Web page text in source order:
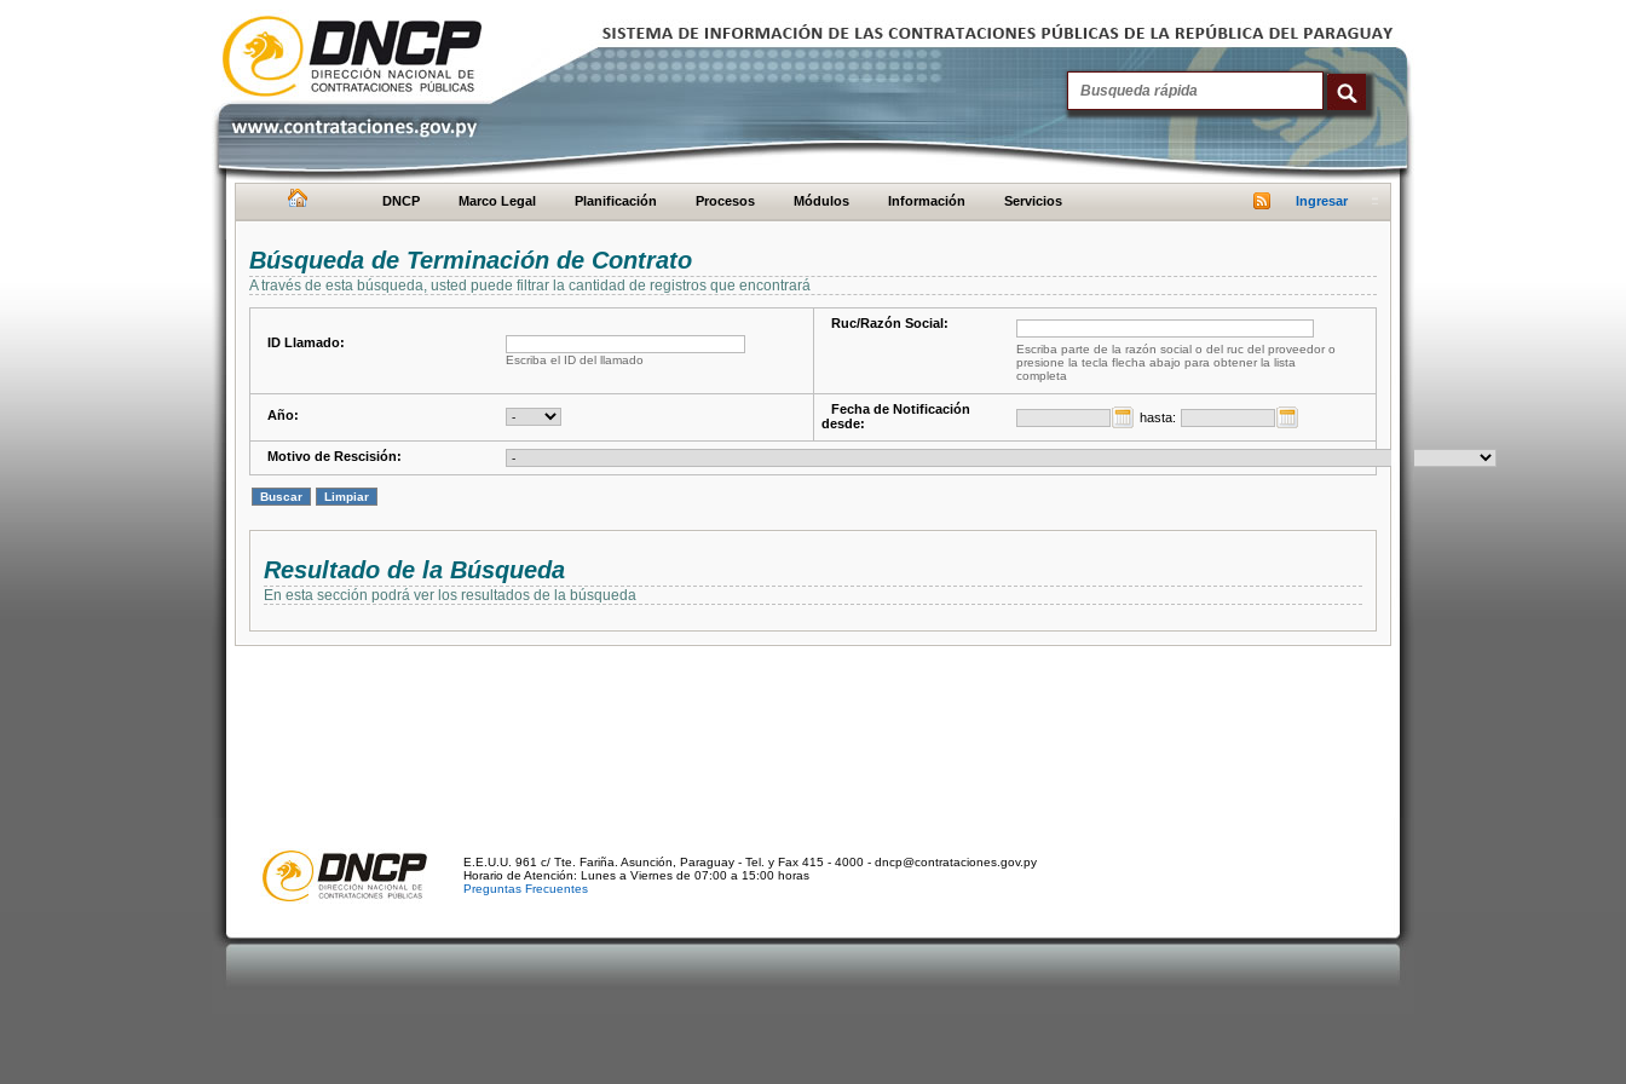
DNCP Marco Legal Planificación Procesos Módulos Información Servicios Ingresar
Búsqueda de Terminación de Contrato
A través de esta búsqueda, usted puede filtrar la cantidad de registros que encontrará
ID Llamado:
Escriba el ID del llamado
Ruc/Razón Social:
Escriba parte de la razón social o del ruc del proveedor o
presione la tecla flecha abajo para obtener la lista
completa
Año:
Fecha de Notificación
desde:
hasta:
Motivo de Rescisión:
Resultado de la Búsqueda
En esta sección podrá ver los resultados de la búsqueda
E.E.U.U. 961 c/ Tte. Fariña. Asunción, Paraguay - Tel. y Fax 415 - 4000 - dncp@contrataciones.gov.py
Horario de Atención: Lunes a Viernes de 07:00 a 15:00 horas
Preguntas Frecuentes